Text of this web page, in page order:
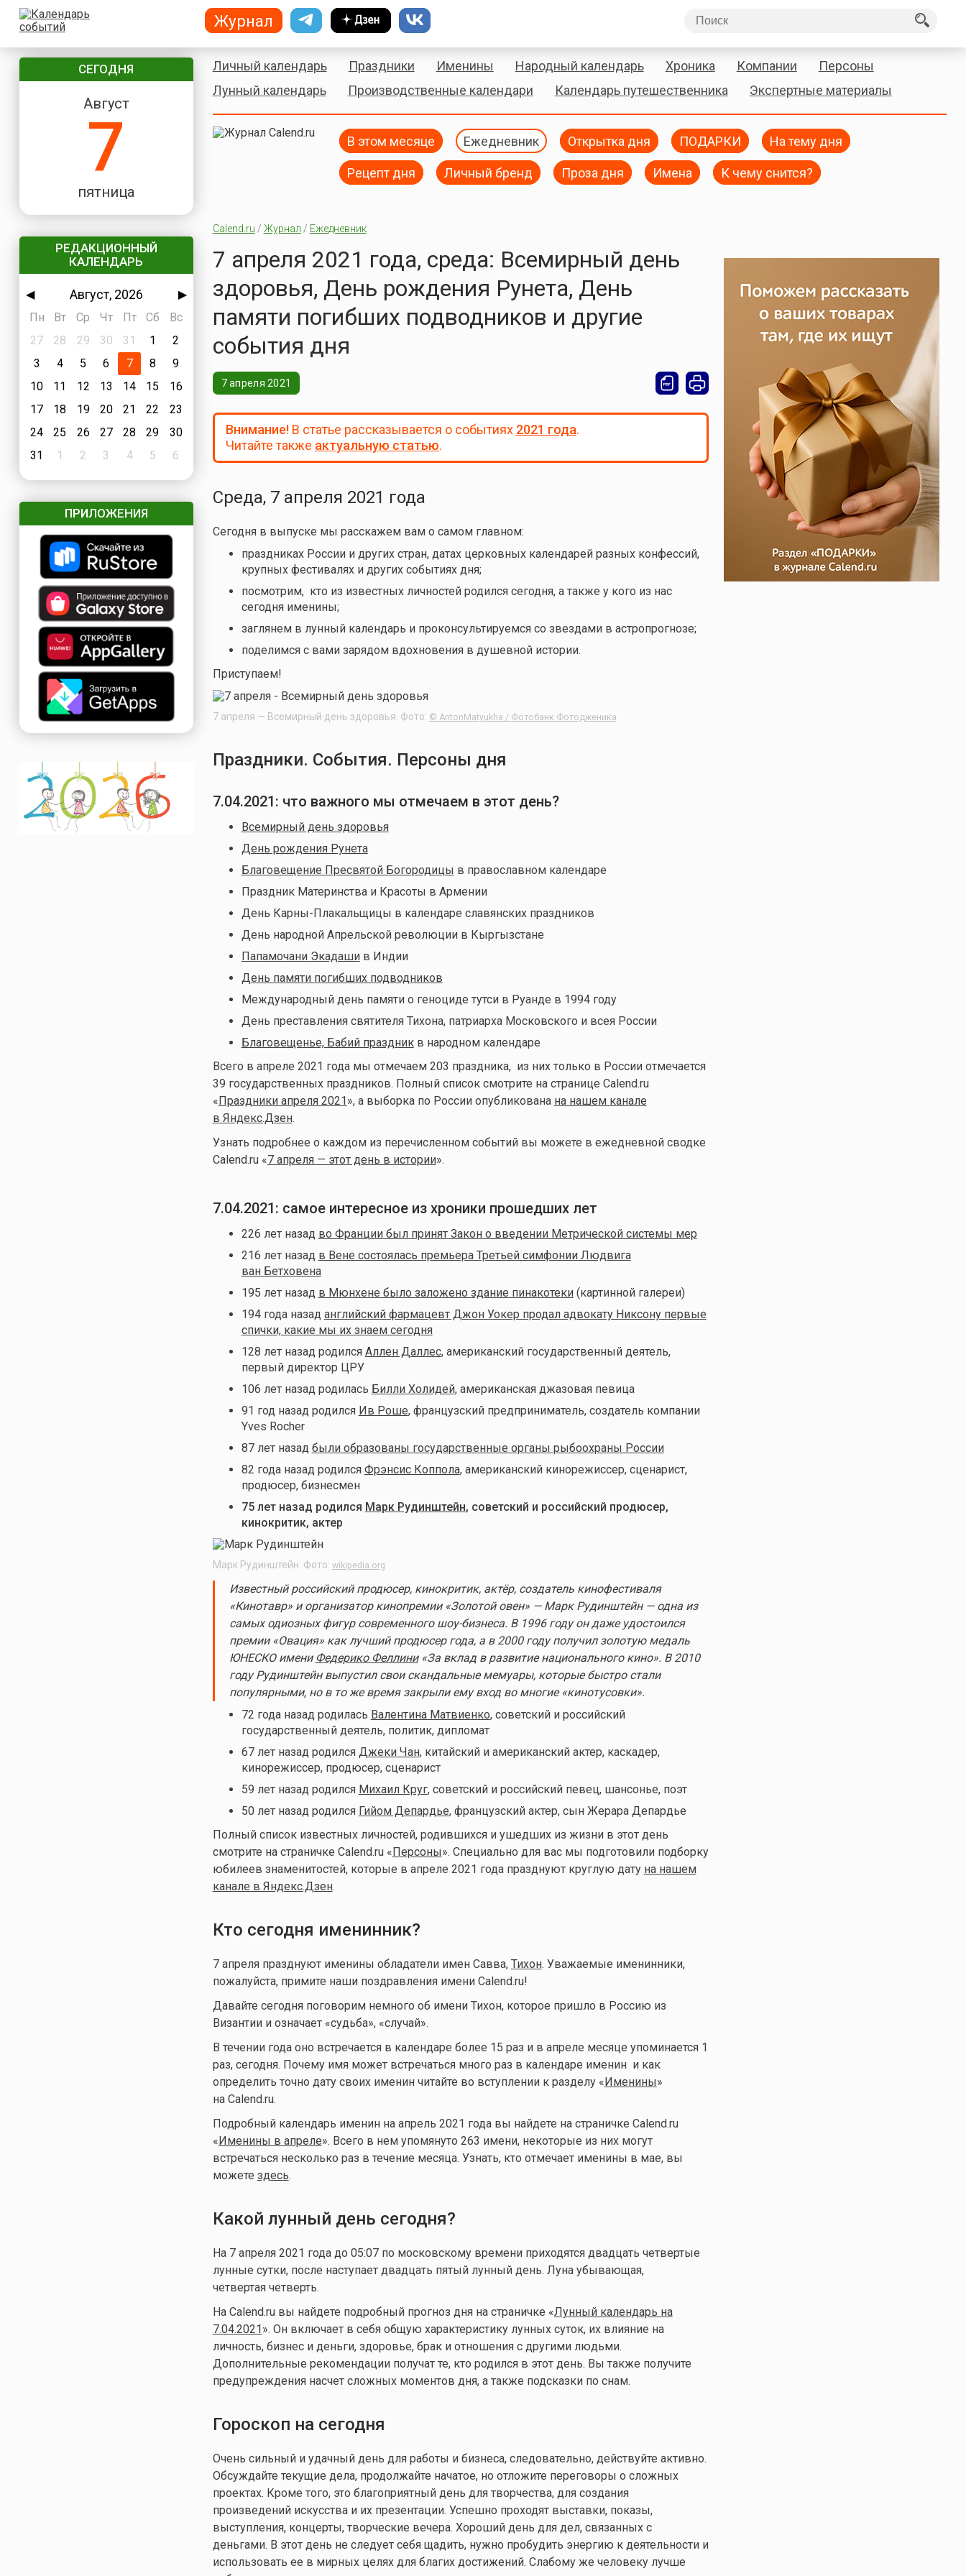
СЕГОДНЯ
Август
7
пятница
РЕДАКЦИОННЫЙ
КАЛЕНДАРЬ
◀ Август, 2026
▶
Пн
Вт Ср Чт Пт Сб
Вс
27
28 29 30 31 1
2
3
4 5 6 7 8
9
10
11 12 13 14 15
16
17
18 19 20 21 22
23
24
25 26 27 28 29
30
31
1 2 3 4 5 6
ПРИЛОЖЕНИЯ
Личный календарь Праздники Именины Народный календарь Хроника Компании
Персоны
Лунный календарь
Производственные календари Календарь путешественника Экспертные материалы
В этом месяце Ежедневник Открытка дня ПОДАРКИ На тему дня
Рецепт дня Личный бренд Проза дня Имена К чему снится?
Calend.ru / Журнал / Ежедневник
7 апреля 2021 года, среда: Всемирный день
здоровья, День рождения Рунета, День
памяти погибших подводников и другие
события дня
7 апреля 2021
Внимание!В статье рассказывается о событиях 2021 года.
Читайте также актуальную статью.
Среда, 7 апреля 2021 года
Сегодня в выпуске мы расскажем вам о самом главном:
праздниках России и других стран, датах церковных календарей разных конфессий,
крупных фестивалях и других событиях дня;
посмотрим, кто из известных личностей родился сегодня, а также у кого из нас
сегодня именины;
заглянем в лунный календарь и проконсультируемся со звездами в астропрогнозе;
поделимся с вами зарядом вдохновения в душевной истории.
Приступаем!
7 апреля — Всемирный день здоровья. Фото: © AntonMatyukha / Фотобанк Фотодженика
Праздники. События. Персоны дня
7.04.2021: что важного мы отмечаем в этот день?
Всемирный день здоровья
День рождения Рунета
Благовещение Пресвятой Богородицы в православном календаре
Праздник Материнства и Красоты в Армении
День Карны-Плакальщицы в календаре славянских праздников
День народной Апрельской революции в Кыргызстане
Папамочани Экадашив Индии
День памяти погибших подводников
Международный день памяти о геноциде тутси в Руанде в 1994 году
День преставления святителя Тихона, патриарха Московского и всея России
Благовещенье, Бабий праздникв народном календаре
Всего в апреле 2021 года мы отмечаем 203 праздника, из них только в России отмечается
39 государственных праздников. Полный список смотрите на странице Calend.ru
«Праздники апреля 2021», а выборка по России опубликована на нашем канале
в Яндекс.Дзен.
Узнать подробнее о каждом из перечисленном событий вы можете в ежедневной сводке
Calend.ru «7 апреля — этот день в истории».
7.04.2021: самое интересное из хроники прошедших лет
226 лет назад во Франции был принят Закон о введении Метрической системы мер
216 лет назад в Вене состоялась премьера Третьей симфонии Людвига
ван Бетховена
195 лет назад в Мюнхене было заложено здание пинакотеки(картинной галереи)
194 года назад английский фармацевт Джон Уокер продал адвокату Никсону первые
спички, какие мы их знаем сегодня
128 лет назад родился Аллен Даллес, американский государственный деятель,
первый директор ЦРУ
106 лет назад родилась Билли Холидей, американская джазовая певица
91 год назад родился Ив Роше, французский предприниматель, создатель компании
Yves Rocher
87 лет назад были образованы государственные органы рыбоохраны России
82 года назад родился Фрэнсис Коппола, американский кинорежиссер, сценарист,
продюсер, бизнесмен
75 лет назад родился Марк Рудинштейн, советский и российский продюсер,
кинокритик, актер
Марк Рудинштейн. Фото: wikipedia.org
Известный российский продюсер, кинокритик, актёр, создатель кинофестиваля
«Кинотавр» и организатор кинопремии «Золотой овен» — Марк Рудинштейн — одна из
самых одиозных фигур современного шоу-бизнеса. В 1996 году он даже удостоился
премии «Овация» как лучший продюсер года, а в 2000 году получил золотую медаль
ЮНЕСКО имени Федерико Феллини«За вклад в развитие национального кино». В 2010
году Рудинштейн выпустил свои скандальные мемуары, которые быстро стали
популярными, но в то же время закрыли ему вход во многие «кинотусовки».
72 года назад родилась Валентина Матвиенко, советский и российский
государственный деятель, политик, дипломат
67 лет назад родился Джеки Чан, китайский и американский актер, каскадер,
кинорежиссер, продюсер, сценарист
59 лет назад родился Михаил Круг, советский и российский певец, шансонье, поэт
50 лет назад родился Гийом Депардье, французский актер, сын Жерара Депардье
Полный список известных личностей, родившихся и ушедших из жизни в этот день
смотрите на страничке Calend.ru «Персоны». Специально для вас мы подготовили подборку
юбилеев знаменитостей, которые в апреле 2021 года празднуют круглую дату на нашем
канале в Яндекс.Дзен.
Кто сегодня именинник?
7 апреля празднуют именины обладатели имен Савва, Тихон. Уважаемые именинники,
пожалуйста, примите наши поздравления имени Calend.ru!
Давайте сегодня поговорим немного об имени Тихон, которое пришло в Россию из
Византии и означает «судьба», «случай».
В течении года оно встречается в календаре более 15 раз и в апреле месяце упоминается 1
раз, сегодня. Почему имя может встречаться много раз в календаре именин и как
определить точно дату своих именин читайте во вступлении к разделу «Именины»
на Calend.ru.
Подробный календарь именин на апрель 2021 года вы найдете на страничке Calend.ru
«Именины в апреле». Всего в нем упомянуто 263 имени, некоторые из них могут
встречаться несколько раз в течение месяца. Узнать, кто отмечает именины в мае, вы
можете здесь.
Какой лунный день сегодня?
На 7 апреля 2021 года до 05:07 по московскому времени приходятся двадцать четвертые
лунные сутки, после наступает двадцать пятый лунный день. Луна убывающая,
четвертая четверть.
На Calend.ru вы найдете подробный прогноз дня на страничке «Лунный календарь на
7.04.2021». Он включает в себя общую характеристику лунных суток, их влияние на
личность, бизнес и деньги, здоровье, брак и отношения с другими людьми.
Дополнительные рекомендации получат те, кто родился в этот день. Вы также получите
предупреждения насчет сложных моментов дня, а также подсказки по снам.
Гороскоп на сегодня
Очень сильный и удачный день для работы и бизнеса, следовательно, действуйте активно.
Обсуждайте текущие дела, продолжайте начатое, но отложите переговоры о сложных
проектах. Кроме того, это благоприятный день для творчества, для создания
произведений искусства и их презентации. Успешно проходят выставки, показы,
выступления, концерты, творческие вечера. Хороший день для дел, связанных с
деньгами. В этот день не следует себя щадить, нужно пробудить энергию к деятельности и
использовать ее в мирных целях для благих достижений. Слабому же человеку лучше
Журнал